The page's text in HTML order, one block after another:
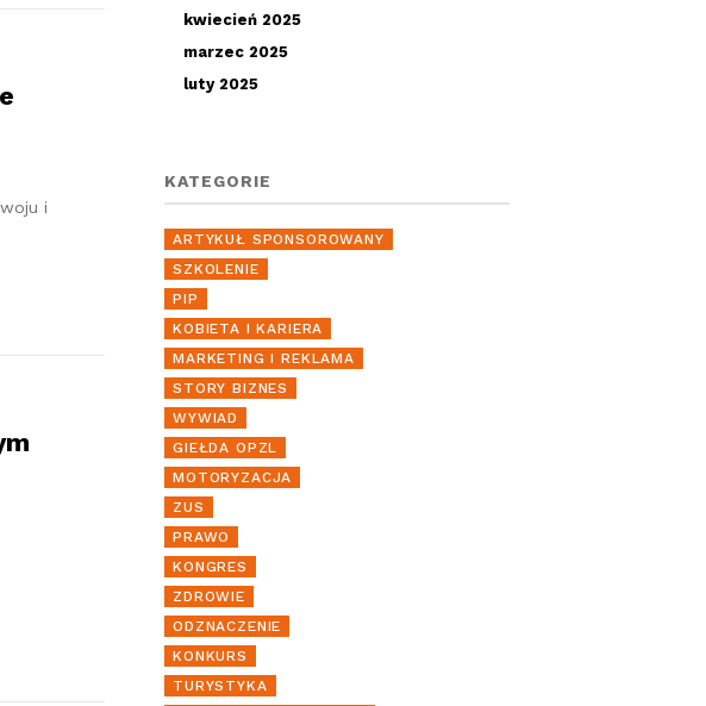
i
kwiecień 2025
marzec 2025
luty 2025
KATEGORIE
ARTYKUŁ SPONSOROWANY
SZKOLENIE
PIP
KOBIETA I KARIERA
MARKETING I REKLAMA
STORY BIZNES
WYWIAD
GIEŁDA OPZL
MOTORYZACJA
ZUS
PRAWO
KONGRES
ZDROWIE
ODZNACZENIE
KONKURS
TURYSTYKA